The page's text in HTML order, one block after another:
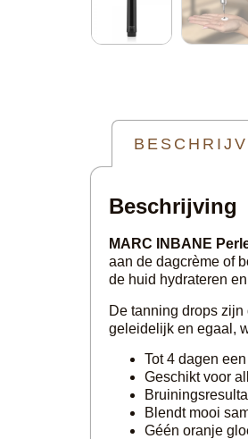
Beschrijving
MARC INBANE
aan de dagcrème of
de huid hydrateren
De tanning drops
geleidelijk en egaal,
Tot 4 dagen
Geschikt voor
Blendt mooi
Géén oranje